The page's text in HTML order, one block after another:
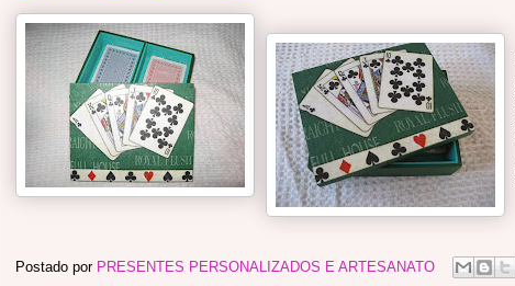
Postado por PRESENTES PERSONALIZADOS E ARTESANATO